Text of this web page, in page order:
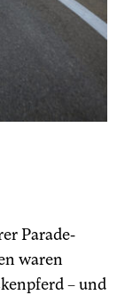
Parade­
waren
– und